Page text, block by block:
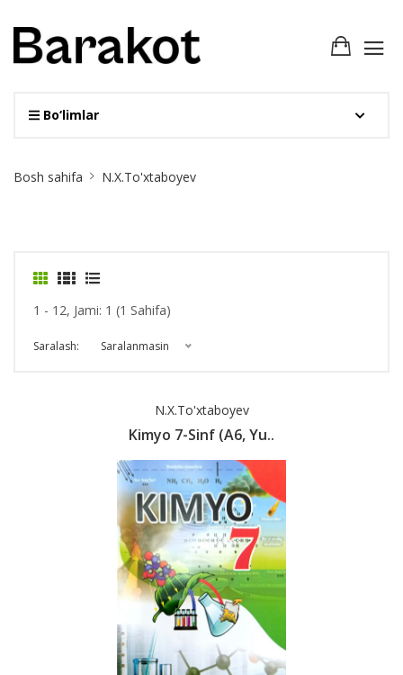
Bo‘limlar
Breadcrumb
Bosh sahifa N.X.To'xtaboyev
1 - 12, Jami: 1 (1 Sahifa)
Saralash: Saralanmasin
N.X.To'xtaboyev
Kimyo 7-Sinf (А6, Yu..